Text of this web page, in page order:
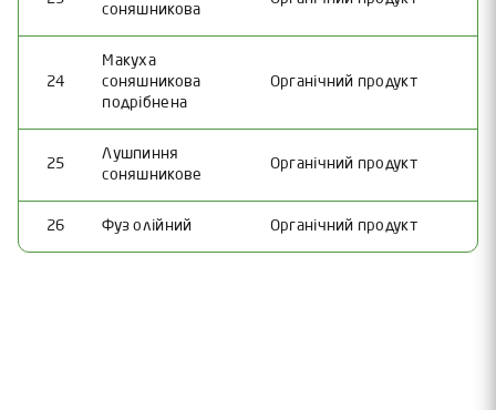
соняшникова
24
Макуха
соняшникова
подрібнена
Органічний продукт
25
Лушпиння
соняшникове
Органічний продукт
26 Фуз олійний Органічний продукт